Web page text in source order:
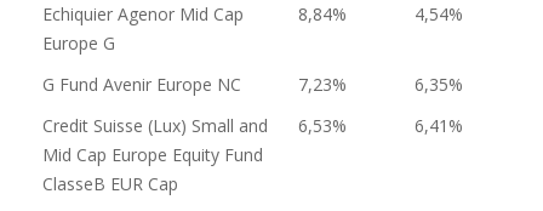
Echiquier Agenor Mid Cap
Europe G
8,84% 4,54%
G Fund Avenir Europe NC 7,23%
6,35%
Credit Suisse (Lux) Small and
Mid Cap Europe Equity Fund
ClasseB EUR Cap
6,53% 6,41%